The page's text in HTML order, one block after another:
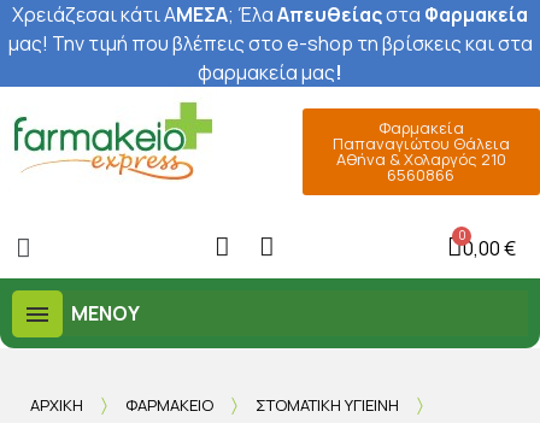
Χρειάζεσαι κάτι ΑΜΕΣΑ; ΈλαΑπευθείαςστα Φαρμακεία
μας! Την τιμή που βλέπεις στο e-shop τη βρίσκεις και στα
φαρμακεία μας!
Φαρμακεία
Παπαναγιώτου Θάλεια
Αθήνα & Χολαργός 210
6560866
0,00 €
ΜΕΝΟΎ
ΑΡΧΙΚΉ ΦΑΡΜΑΚΕΊΟ
ΣΤΟΜΑΤΙΚΉ ΥΓΙΕΙΝΉ